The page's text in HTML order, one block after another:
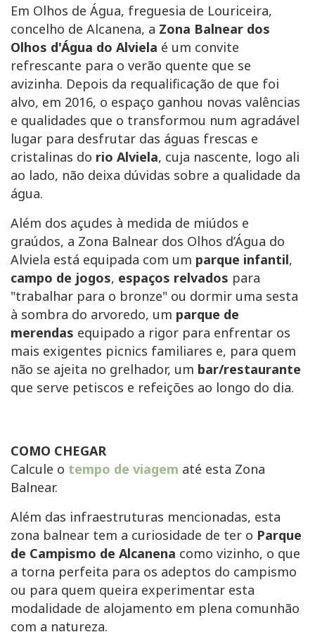
Em Olhos de Água, freguesia de Louriceira,
concelho de Alcanena, a Zona Balnear dos
Olhos d'Água do Alviela é um convite
refrescante para o verão quente que se
avizinha. Depois da requalificação de que foi
alvo, em 2016, o espaço ganhou novas valências
e qualidades que o transformou num agradável
lugar para desfrutar das águas frescas e
cristalinas do rio Alviela, cuja nascente, logo ali
ao lado, não deixa dúvidas sobre a qualidade da
água.
Além dos açudes à medida de miúdos e
graúdos, a Zona Balnear dos Olhos d’Água do
Alviela está equipada com um parque infantil,
campo de jogos, espaços relvados para
"trabalhar para o bronze" ou dormir uma sesta
à sombra do arvoredo, um parque de
merendas equipado a rigor para enfrentar os
mais exigentes picnics familiares e, para quem
não se ajeita no grelhador, um bar/restaurante
que serve petiscos e refeições ao longo do dia.
COMO CHEGAR
Calcule o tempo de viagem até esta Zona
Balnear.
Além das infraestruturas mencionadas, esta
zona balnear tem a curiosidade de ter o Parque
de Campismo de Alcanena como vizinho, o que
a torna perfeita para os adeptos do campismo
ou para quem queira experimentar esta
modalidade de alojamento em plena comunhão
com a natureza.